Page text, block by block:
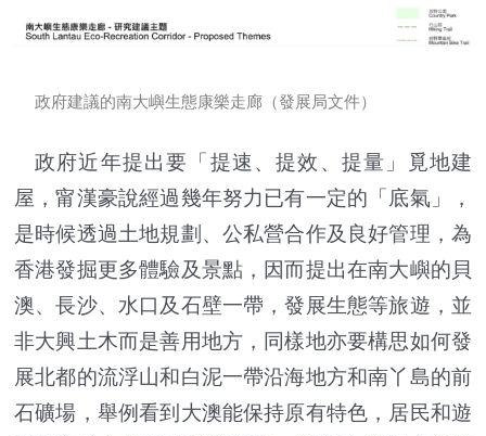
政府建議的南大嶼生態康樂走廊（發展局文件）
政府近年提出要「提速、提效、提量」覓地建
屋，甯漢豪說經過幾年努力已有一定的「底氣」，
是時候透過土地規劃、公私營合作及良好管理，為
香港發掘更多體驗及景點，因而提出在南大嶼的貝
澳、長沙、水口及石壁一帶，發展生態等旅遊，並
非大興土木而是善用地方，同樣地亦要構思如何發
展北都的流浮山和白泥一帶沿海地方和南丫島的前
石礦場，舉例看到大澳能保持原有特色，居民和遊